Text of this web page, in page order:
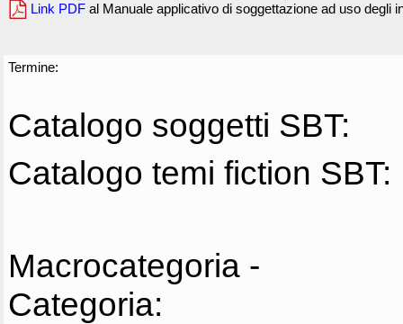
Link PDF al Manuale applicativo di soggettazione ad uso degli
Termine:
Catalogo soggetti SBT:
Catalogo temi fiction SBT:
Macrocategoria -
Categoria: